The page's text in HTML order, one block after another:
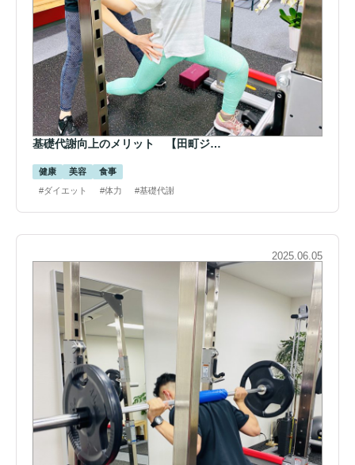
基礎代謝向上のメリット 【田町ジ…
健康 美容
食事
#ダイエット
#体力 #基礎代謝
2025.06.05